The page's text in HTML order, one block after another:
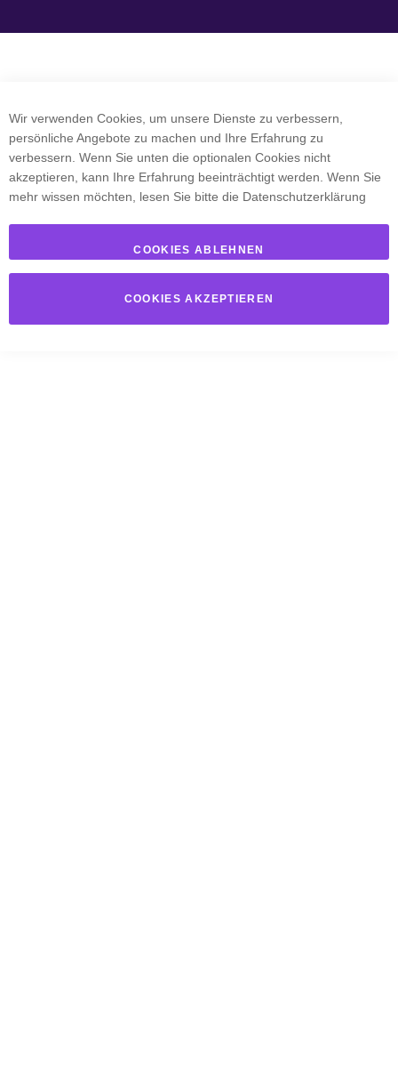
Wir verwenden Cookies, um unsere Dienste zu verbessern,
persönliche Angebote zu machen und Ihre Erfahrung zu
verbessern. Wenn Sie unten die optionalen Cookies nicht
akzeptieren, kann Ihre Erfahrung beeinträchtigt werden. Wenn Sie
mehr wissen möchten, lesen Sie bitte die Datenschutzerklärung
COOKIES ABLEHNEN
COOKIES AKZEPTIEREN